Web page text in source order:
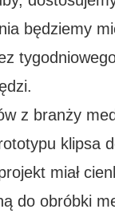
będziemy
z branży
klipsa
miał
do obróbki